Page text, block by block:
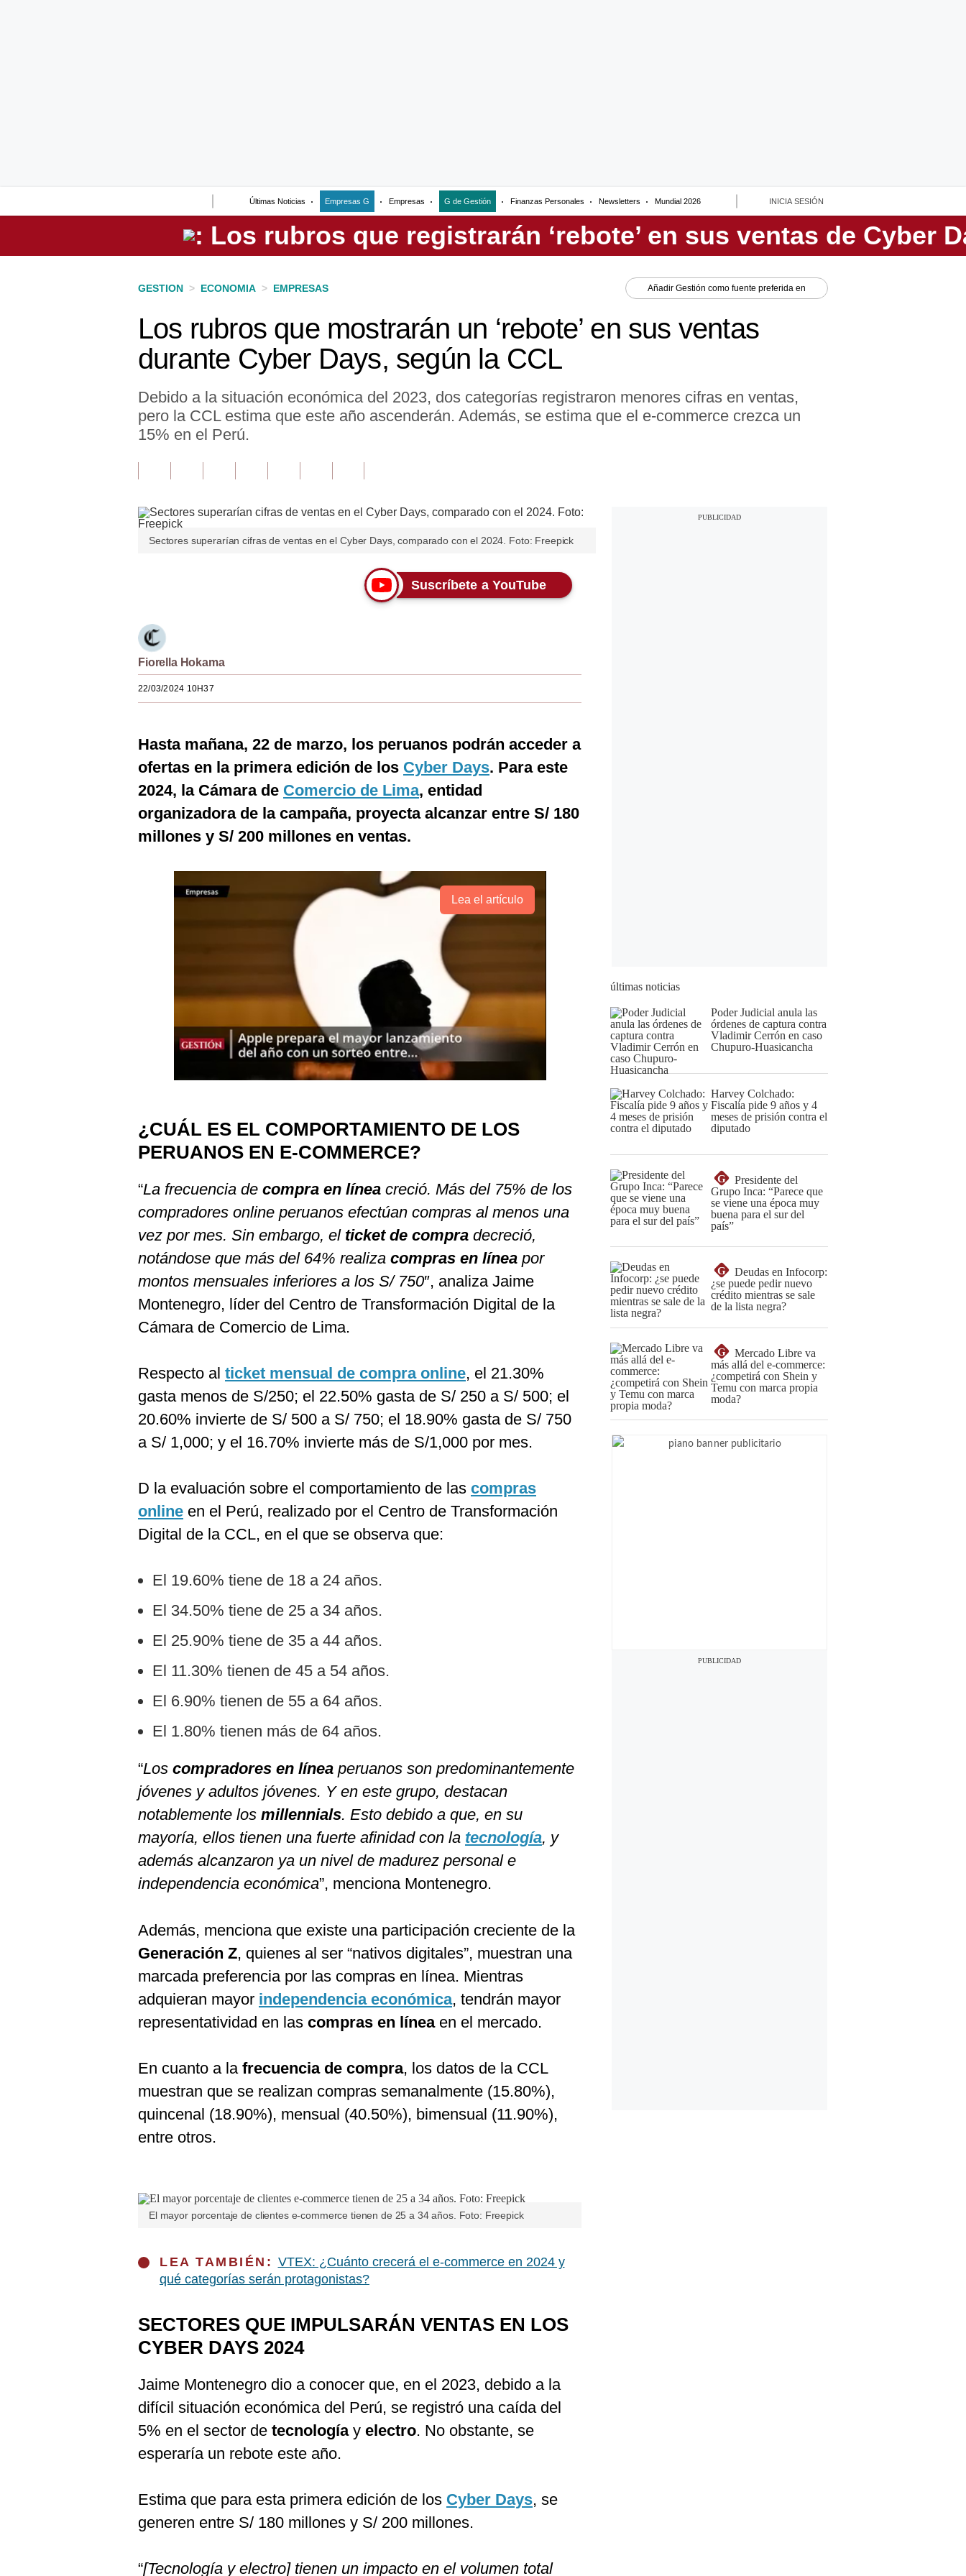
Últimas Noticias Empresas G Empresas G de Gestión Finanzas Personales Newsletters Mundial 2026 INICIA SESIÓN
Perú
GESTION > ECONOMIA > EMPRESAS Añadir Gestión como fuente preferida en
Los rubros que mostrarán un ‘rebote’ en sus ventas
durante Cyber Days, según la CCL
Debido a la situación económica del 2023, dos categorías registraron menores cifras en ventas,
pero la CCL estima que este año ascenderán. Además, se estima que el e-commerce crezca un
15% en el Perú.
Sectores superarían cifras de ventas en el Cyber Days, comparado con el 2024. Foto: Freepick
Suscríbete a YouTube
Fiorella Hokama
22/03/2024 10H37
Hasta mañana, 22 de marzo, los peruanos podrán acceder a
ofertas en la primera edición de los Cyber Days. Para este
2024, la Cámara de Comercio de Lima, entidad
organizadora de la campaña, proyecta alcanzar entre S/ 180
millones y S/ 200 millones en ventas.
Lea el artículo
¿CUÁL ES EL COMPORTAMIENTO DE LOS
PERUANOS EN E-COMMERCE?
“La frecuencia de compra en línea creció. Más del 75% de los
compradores online peruanos efectúan compras al menos una
vez por mes. Sin embargo, el ticket de compra decreció,
notándose que más del 64% realiza compras en línea por
montos mensuales inferiores a los S/ 750″, analiza Jaime
Montenegro, líder del Centro de Transformación Digital de la
Cámara de Comercio de Lima.
Respecto al ticket mensual de compra online, el 21.30%
gasta menos de S/250; el 22.50% gasta de S/ 250 a S/ 500; el
20.60% invierte de S/ 500 a S/ 750; el 18.90% gasta de S/ 750
a S/ 1,000; y el 16.70% invierte más de S/1,000 por mes.
D la evaluación sobre el comportamiento de las compras
online en el Perú, realizado por el Centro de Transformación
Digital de la CCL, en el que se observa que:
El 19.60% tiene de 18 a 24 años.
El 34.50% tiene de 25 a 34 años.
El 25.90% tiene de 35 a 44 años.
El 11.30% tienen de 45 a 54 años.
El 6.90% tienen de 55 a 64 años.
El 1.80% tienen más de 64 años.
“Los compradores en línea peruanos son predominantemente
jóvenes y adultos jóvenes. Y en este grupo, destacan
notablemente los millennials. Esto debido a que, en su
mayoría, ellos tienen una fuerte afinidad con la tecnología, y
además alcanzaron ya un nivel de madurez personal e
independencia económica”, menciona Montenegro.
Además, menciona que existe una participación creciente de la
Generación Z, quienes al ser “nativos digitales”, muestran una
marcada preferencia por las compras en línea. Mientras
adquieran mayor independencia económica, tendrán mayor
representatividad en las compras en líneaen el mercado.
En cuanto a la frecuencia de compra, los datos de la CCL
muestran que se realizan compras semanalmente (15.80%),
quincenal (18.90%), mensual (40.50%), bimensual (11.90%),
entre otros.
El mayor porcentaje de clientes e-commerce tienen de 25 a 34 años. Foto: Freepick
LEA TAMBIÉN: VTEX: ¿Cuánto crecerá el e-commerce en 2024 y
qué categorías serán protagonistas?
SECTORES QUE IMPULSARÁN VENTAS EN LOS
CYBER DAYS 2024
Jaime Montenegro dio a conocer que, en el 2023, debido a la
difícil situación económica del Perú, se registró una caída del
5% en el sector de tecnología y electro. No obstante, se
esperaría un rebote este año.
Estima que para esta primera edición de los Cyber Days, se
generen entre S/ 180 millones y S/ 200 millones.
“[Tecnología y electro] tienen un impacto en el volumen total
últimas noticias
Poder Judicial anula las
órdenes de captura contra
Vladimir Cerrón en caso
Chupuro-Huasicancha
Harvey Colchado:
Fiscalía pide 9 años y 4
meses de prisión contra el
diputado
G
Presidente del
Grupo Inca: “Parece que
se viene una época muy
buena para el sur del
país”
G
Deudas en Infocorp:
¿se puede pedir nuevo
crédito mientras se sale
de la lista negra?
G
Mercado Libre va
más allá del e-commerce:
¿competirá con Shein y
Temu con marca propia
moda?